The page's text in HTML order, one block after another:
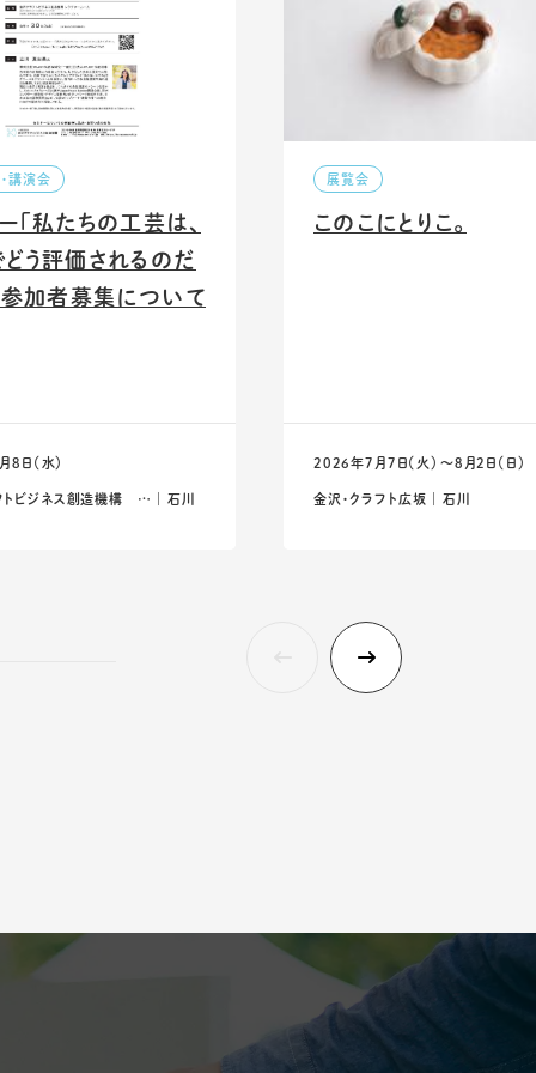
講演会
「私たちの工芸は、
う評価されるのだ
参加者募集について
日（水）
トビジネス創造機構 … ｜ 石川
展覧会
このこにとりこ。
2026年7月7日（火）〜8月2日（日）
金沢・クラフト広坂 ｜ 石川